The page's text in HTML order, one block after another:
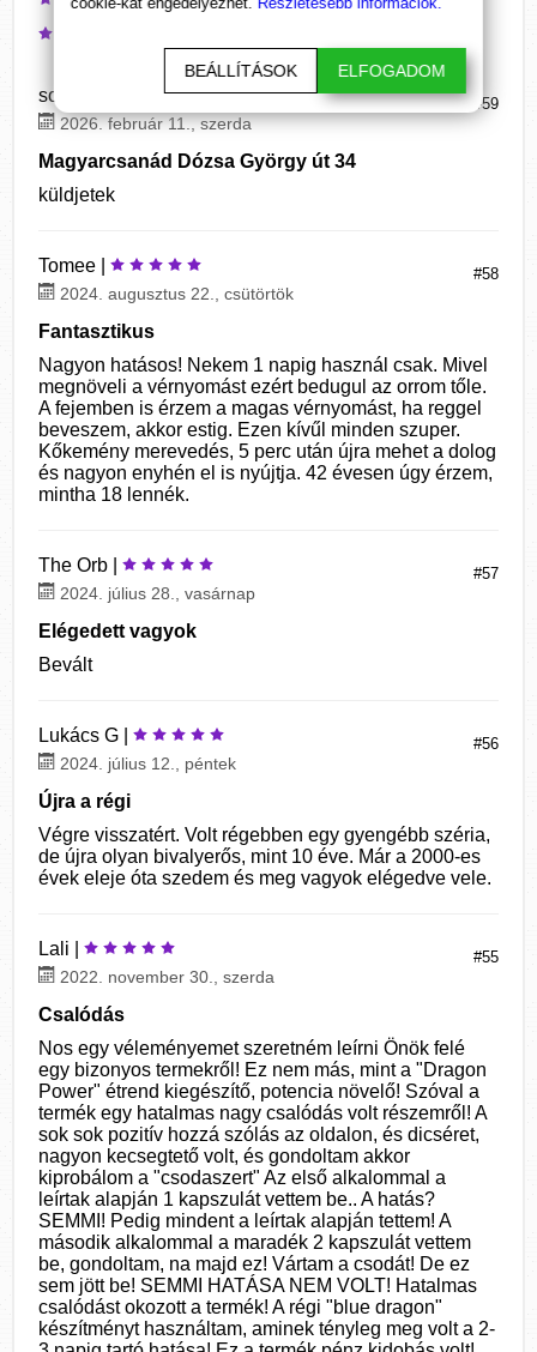
#59
sok csaba |
2026. február 11., szerda
Magyarcsanád Dózsa György út 34
küldjetek
#58
Tomee |
2024. augusztus 22., csütörtök
Fantasztikus
Nagyon hatásos! Nekem 1 napig használ csak. Mivel
megnöveli a vérnyomást ezért bedugul az orrom tőle.
A fejemben is érzem a magas vérnyomást, ha reggel
beveszem, akkor estig. Ezen kívűl minden szuper.
Kőkemény merevedés, 5 perc után újra mehet a dolog
és nagyon enyhén el is nyújtja. 42 évesen úgy érzem,
mintha 18 lennék.
#57
The Orb |
2024. július 28., vasárnap
Elégedett vagyok
Bevált
#56
Lukács G |
2024. július 12., péntek
Újra a régi
Végre visszatért. Volt régebben egy gyengébb széria,
de újra olyan bivalyerős, mint 10 éve. Már a 2000-es
évek eleje óta szedem és meg vagyok elégedve vele.
#55
Lali |
2022. november 30., szerda
Csalódás
Nos egy véleményemet szeretném leírni Önök felé
egy bizonyos termekről! Ez nem más, mint a "Dragon
Power" étrend kiegészítő, potencia növelő! Szóval a
termék egy hatalmas nagy csalódás volt részemről! A
sok sok pozitív hozzá szólás az oldalon, és dicséret,
nagyon kecsegtető volt, és gondoltam akkor
kiprobálom a "csodaszert" Az első alkalommal a
leírtak alapján 1 kapszulát vettem be.. A hatás?
SEMMI! Pedig mindent a leírtak alapján tettem! A
második alkalommal a maradék 2 kapszulát vettem
be, gondoltam, na majd ez! Vártam a csodát! De ez
sem jött be! SEMMI HATÁSA NEM VOLT! Hatalmas
csalódást okozott a termék! A régi "blue dragon"
készítményt használtam, aminek tényleg meg volt a 2-
BEÁLLÍTÁSOK ELFOGADOM